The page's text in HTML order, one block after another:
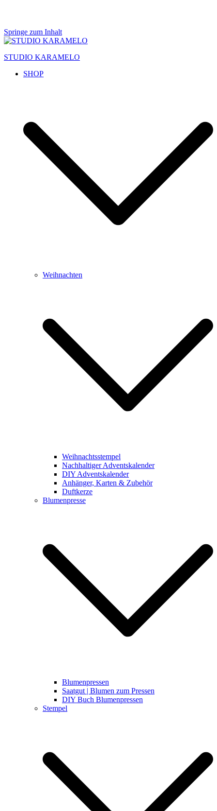
Springe zum Inhalt
STUDIO KARAMELO
SHOP
Weihnachten
Weihnachtsstempel
Nachhaltiger Adventskalender
DIY Adventskalender
Anhänger, Karten & Zubehör
Duftkerze
Blumenpresse
Blumenpressen
Saatgut | Blumen zum Pressen
DIY Buch Blumenpressen
Stempel